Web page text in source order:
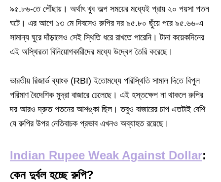
৯৫.৮৬-তে পৌঁছায়। অর্থাৎ খুব অল্প সময়ের মধ্যেই প্রায় ২০ পয়সা পতন
ঘটে। এর আগে ১৩ মে দিবসেও রুপির দর ৯৫.৮০ ছুঁয়ে পরে ৯৫.৬৬-এ
সামান্য ঘুরে দাঁড়ালেও সেই স্থিতি ধরে রাখতে পারেনি। টানা কয়েকদিনের
এই অস্থিরতা বিনিয়োগকারীদের মধ্যে উদ্বেগ তৈরি করেছে।
ভারতীয় রিজার্ভ ব্যাংক (RBI) ইতোমধ্যে পরিস্থিতি সামাল দিতে বিপুল
পরিমাণ বৈদেশিক মুদ্রা বাজারে ঢেলেছে। এই হস্তক্ষেপ না থাকলে রুপির
দর আরও দ্রুত পতনের আশঙ্কা ছিল। তবুও বাজারের চাপ এতটাই বেশি
যে রুপির উপর নেতিবাচক প্রভাব এখনও অব্যাহত রয়েছে।
Indian Rupee Weak Against Dollar:
কেন দুর্বল হচ্ছে রুপি?